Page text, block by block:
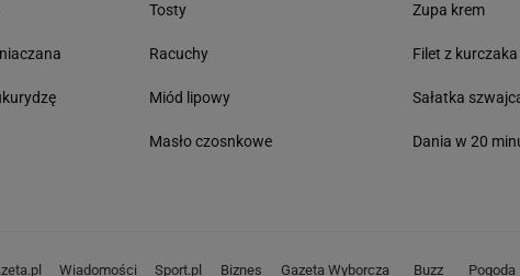
Tosty
Racuchy
Miód lipowy
Masło czosnkowe
Zupa krem
Filet z kurczaka
Sałatka
Dania w 20
Wiadomości Sport.pl Biznes Gazeta Wyborcza Buzz Pogoda